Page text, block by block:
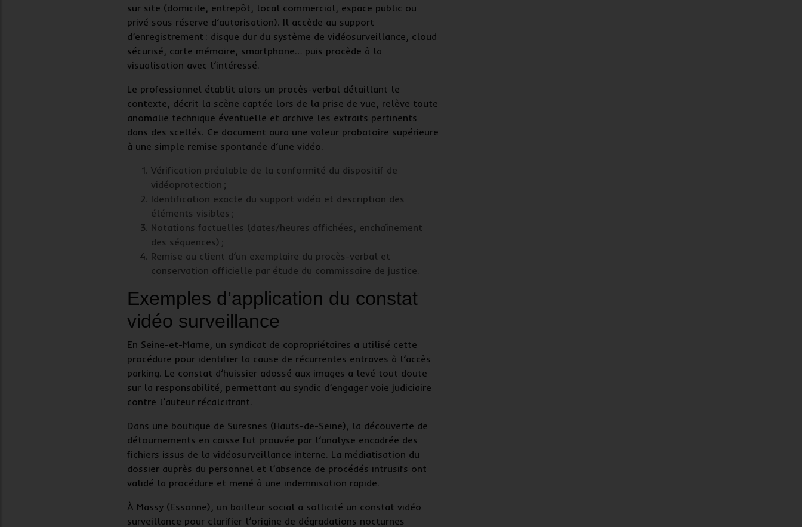
sur site (domicile, entrepôt, local commercial, espace public ou
privé sous réserve d’autorisation). Il accède au support
d’enregistrement : disque dur du système de vidéosurveillance, cloud
sécurisé, carte mémoire, smartphone… puis procède à la
visualisation avec l’intéressé.
Le professionnel établit alors un procès-verbal détaillant le
contexte, décrit la scène captée lors de la prise de vue, relève toute
anomalie technique éventuelle et archive les extraits pertinents
dans des scellés. Ce document aura une valeur probatoire supérieure
à une simple remise spontanée d’une vidéo.
Vérification préalable de la conformité du dispositif de
vidéoprotection ;
Identification exacte du support vidéo et description des
éléments visibles ;
Notations factuelles (dates/heures affichées, enchaînement
des séquences) ;
Remise au client d’un exemplaire du procès-verbal et
conservation officielle par étude du commissaire de justice.
Exemples d’application du constat
vidéo surveillance
En Seine-et-Marne, un syndicat de copropriétaires a utilisé cette
procédure pour identifier la cause de récurrentes entraves à l’accès
parking. Le constat d’huissier adossé aux images a levé tout doute
sur la responsabilité, permettant au syndic d’engager voie judiciaire
contre l’auteur récalcitrant.
Dans une boutique de Suresnes (Hauts-de-Seine), la découverte de
détournements en caisse fut prouvée par l’analyse encadrée des
fichiers issus de la vidéosurveillance interne. La médiatisation du
dossier auprès du personnel et l’absence de procédés intrusifs ont
validé la procédure et mené à une indemnisation rapide.
À Massy (Essonne), un bailleur social a sollicité un constat vidéo
surveillance pour clarifier l’origine de dégradations nocturnes